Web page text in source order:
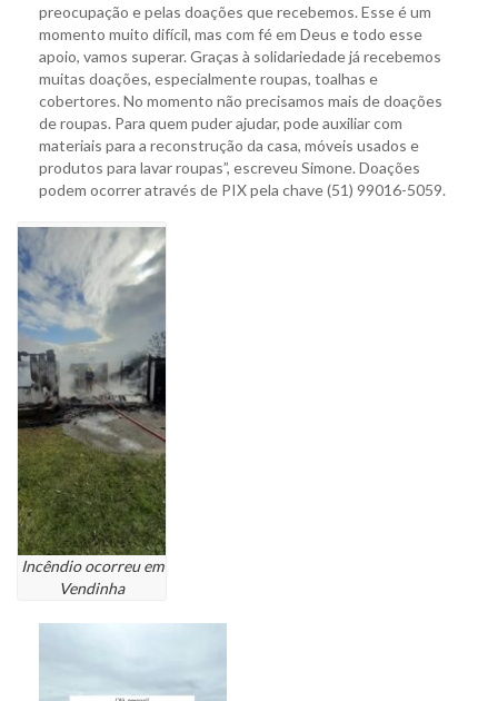
preocupação e pelas doações que recebemos. Esse é um
momento muito difícil, mas com fé em Deus e todo esse
apoio, vamos superar. Graças à solidariedade já recebemos
muitas doações, especialmente roupas, toalhas e
cobertores. No momento não precisamos mais de doações
de roupas. Para quem puder ajudar, pode auxiliar com
materiais para a reconstrução da casa, móveis usados e
produtos para lavar roupas”, escreveu Simone. Doações
podem ocorrer através de PIX pela chave (51) 99016-5059.
Incêndio ocorreu em
Vendinha